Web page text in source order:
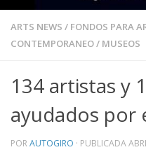
ARTS NEWS / FONDOS PARA
CONTEMPORANEO/ MUSEOS
134 artistas y
ayudados por
PORAUTOGIRO · PUBLICADA